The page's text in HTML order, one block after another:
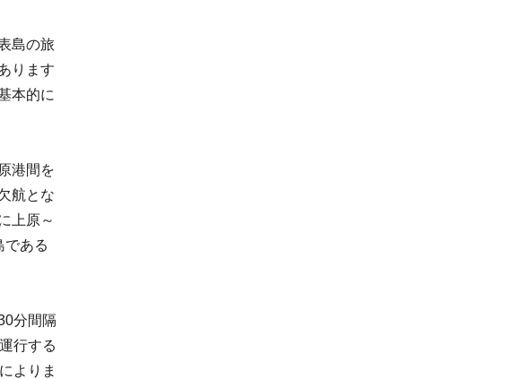
島の旅
ります
本的に
港間を
航とな
上原～
である
分間隔
行する
よりま